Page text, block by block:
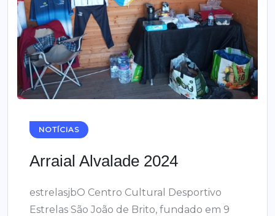
NOTÍCIAS
Arraial Alvalade 2024
estrelasjbO Centro Cultural Desportivo
Estrelas São João de Brito, fundado em 9